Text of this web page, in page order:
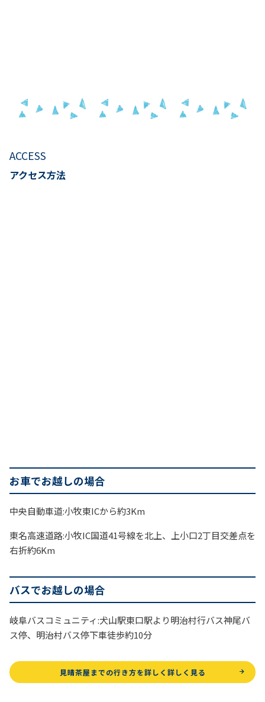
ACCESS
アクセス方法
お車でお越しの場合
中央自動車道:小牧東ICから約3Km
東名高速道路:小牧IC国道41号線を北上、上小口2丁目交差点を
右折約6Km
バスでお越しの場合
岐阜バスコミュニティ:犬山駅東口駅より明治村行バス神尾バ
ス停、明治村バス停下車徒歩約10分
見晴茶屋までの行き方を詳しく詳しく見る